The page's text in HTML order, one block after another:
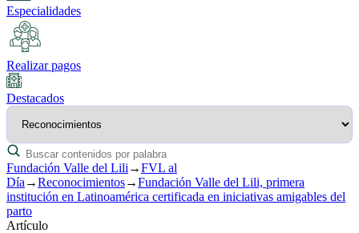
Especialidades
Realizar pagos
Destacados
Fundación Valle del Lili →FVL al
Día →Reconocimientos→Fundación Valle del Lili, primera
institución en Latinoamérica certificada en iniciativas amigables del
parto
Artículo